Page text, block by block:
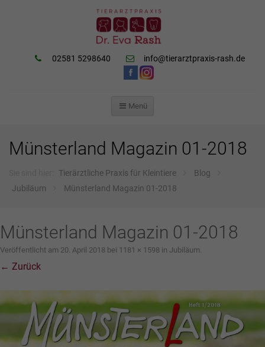
02581 5298640 info@tierarztpraxis-rash.de
Menü
SPRINGEN
Münsterland Magazin 01-2018
Tierärztliche Praxis für Kleintiere
Blog
Jubiläum
Münsterland Magazin 01-2018
Münsterland Magazin 01-2018
Veröffentlicht am 20. April 2018 bei 1181 × 1598 in Jubiläum.
← Zurück